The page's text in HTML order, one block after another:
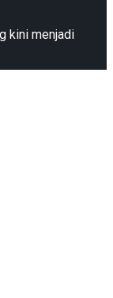
kini menjadi